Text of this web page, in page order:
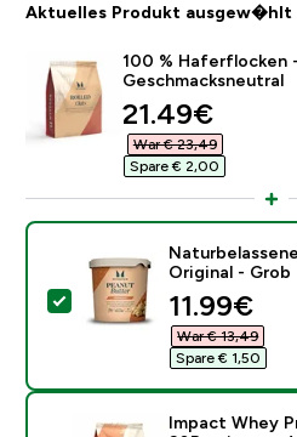
Aktuelles Produkt ausgew�hlt
100 % Haferflocken
Geschmacksneutral
discounted
21.49€‎
War € 23,49‎
Spare € 2,00‎
Dieses Produkt
Original - Grob
11.99€‎
War € 13,49‎
Spare € 1,50‎
Impact Whey